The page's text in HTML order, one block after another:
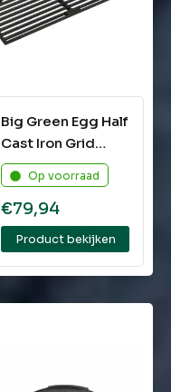
Big Green Egg Half
Cast Iron Grid
XLarge
Op voorraad
€79,94
Product bekijken